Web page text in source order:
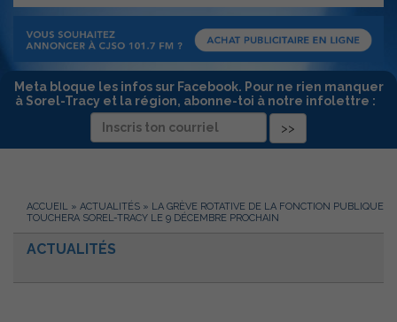
:
Meta bloque les infos sur Facebook. Pour ne rien manquer
à Sorel-Tracy et la région, abonne-toi à notre infolettre :
ACCUEIL » ACTUALITÉS » LA GRÈVE ROTATIVE DE LA FONCTION PUBLIQUE
TOUCHERA SOREL-TRACY LE 9 DÉCEMBRE PROCHAIN
ACTUALITÉS